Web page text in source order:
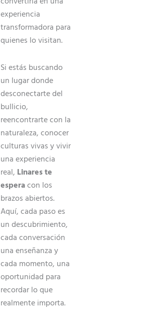
experiencia
transformadora para
quienes lo visitan.
Si estás buscando
un lugar donde
desconectarte del
bullicio,
reencontrarte con la
naturaleza, conocer
culturas vivas y vivir
una experiencia
real, Linares te
esperacon los
brazos abiertos.
Aquí, cada paso es
un descubrimiento,
cada conversación
una enseñanza y
cada momento, una
oportunidad para
recordar lo que
realmente importa.